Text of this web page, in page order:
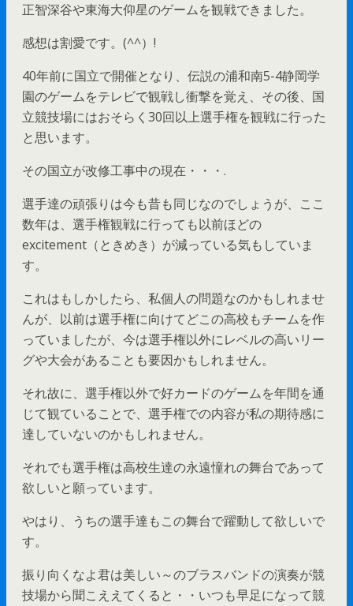
正智深谷や東海大仰星のゲームを観戦できました。
感想は割愛です。(^^）!
40年前に国立で開催となり、伝説の浦和南5-4静岡学
園のゲームをテレビで観戦し衝撃を覚え、その後、国
立競技場にはおそらく30回以上選手権を観戦に行った
と思います。
その国立が改修工事中の現在・・・.
選手達の頑張りは今も昔も同じなのでしょうが、ここ
数年は、選手権観戦に行っても以前ほどの
excitement（ときめき）が減っている気もしていま
す。
これはもしかしたら、私個人の問題なのかもしれませ
んが、以前は選手権に向けてどこの高校もチームを作
っていましたが、今は選手権以外にレベルの高いリー
グや大会があることも要因かもしれません。
それ故に、選手権以外で好カードのゲームを年間を通
じて観ていることで、選手権での内容が私の期待感に
達していないのかもしれません。
それでも選手権は高校生達の永遠憧れの舞台であって
欲しいと願っています。
やはり、うちの選手達もこの舞台で躍動して欲しいで
す。
振り向くなよ君は美しい～のブラスバンドの演奏が競
技場から聞こええてくると・・いつも早足になって競